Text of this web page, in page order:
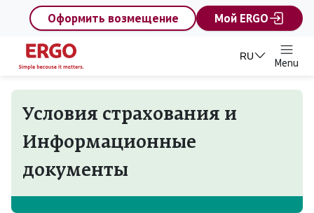
content
Оформить возмещение
Мой ERGO
RU
Menu
Условия страхования и
Информационные
документы